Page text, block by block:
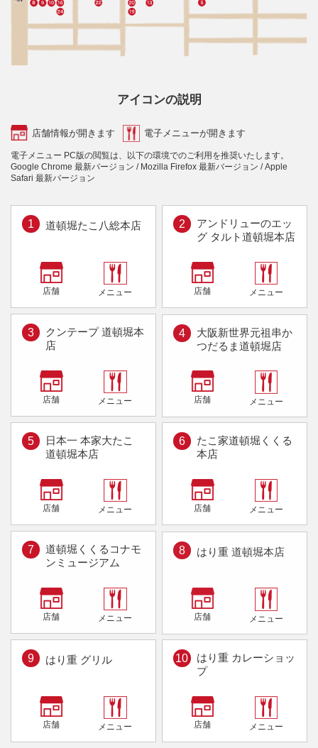
アイコンの説明
店舗情報が開きます 電子メニューが開きます
電子メニュー PC版の閲覧は、以下の環境でのご利用を推奨いたします。
Google Chrome 最新バージョン / Mozilla Firefox 最新バージョン / Apple
Safari 最新バージョン
1 道頓堀たこ八総本店
店舗 メニュー
2
アンドリューのエッ
グタルト道頓堀本店
店舗 メニュー
3
クンテープ 道頓堀本
店
店舗 メニュー
4
大阪新世界元祖串か
つだるま道頓堀店
店舗 メニュー
5
日本一 本家大たこ
道頓堀本店
店舗 メニュー
6
たこ家道頓堀くくる
本店
店舗 メニュー
7 道頓堀くくる コナモ
ンミュージアム
店舗 メニュー
8 はり重 道頓堀本店
店舗 メニュー
9 はり重 グリル
店舗 メニュー
10
はり重 カレーショッ
プ
店舗 メニュー